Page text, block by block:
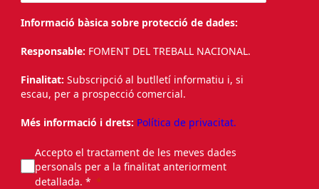
Informació bàsica sobre protecció de dades:
Responsable: FOMENT DEL TREBALL NACIONAL.
Finalitat: Subscripció al butlletí informatiu i, si
escau, per a prospecció comercial.
Més informació i drets: Política de privacitat.
Accepto el tractament de les meves dades
personals per a la finalitat anteriorment
detallada. *